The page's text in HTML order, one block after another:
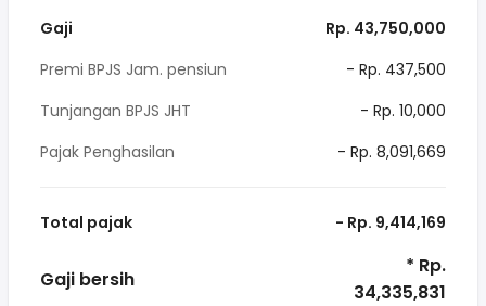
Gaji
Rp. 43,750,000
Premi BPJS Jam. pensiun
- Rp. 437,500
Tunjangan BPJS JHT
- Rp. 10,000
Pajak Penghasilan
- Rp. 8,091,669
Total pajak - Rp. 9,414,169
Gaji bersih
* Rp.
34,335,831